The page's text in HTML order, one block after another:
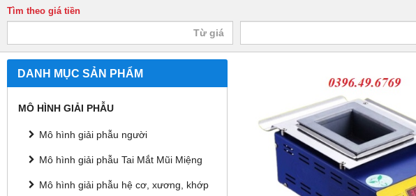
Tìm theo giá tiền
DANH MỤC SẢN PHẨM
MÔ HÌNH GIẢI PHẪU
Mô hình giải phẫu người
Mô hình giải phẫu Tai Mắt Mũi Miệng
Mô hình giải phẫu hệ cơ, xương, khớp